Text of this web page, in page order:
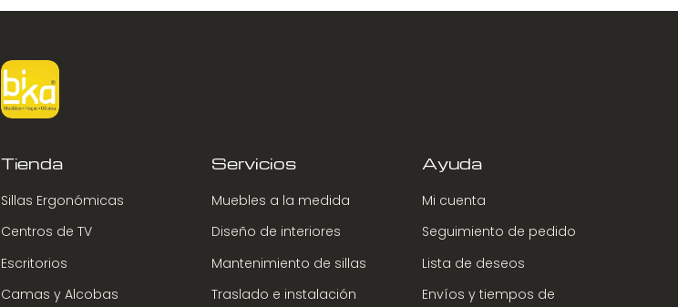
Tienda
Sillas Ergonómicas
Centros de TV
Escritorios
Camas y Alcobas
Servicios
Muebles a la medida
Diseño de interiores
Mantenimiento de sillas
Traslado e instalación
Ayuda
Mi cuenta
Seguimiento de pedido
Lista de deseos
Envíos y tiempos de